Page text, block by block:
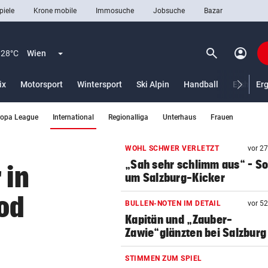
Krone mobile Immosuche Jobsuche Bazar
28°C Wien Menü aufklappen search Suchen
account_circle
Motorsport Wintersport Ski Alpin Handball
League International Regionalliga Unterhaus Frauen
in
WOHL SCHWER VERLETZT vor
„Sah sehr schlimm aus“ –
um Salzburg-Kicker
BULLEN-NOTEN IM DETAIL vor
Kapitän und „Zauber-
Zawie“glänzten bei Salzburg
STIMMEN ZUM SPIEL